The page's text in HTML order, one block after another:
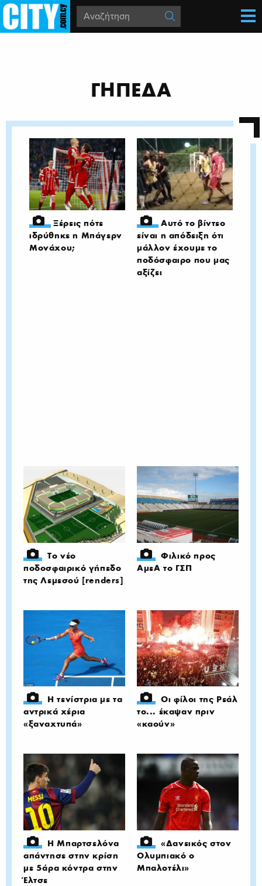
ΓΗΠΕΔΑ
Ξέρεις πότε
ιδρύθηκε η Μπάγερν
Μονάχου;
Αυτό το βίντεο
είναι η απόδειξη ότι
μάλλον έχουμε το
ποδόσφαιρο που μας
αξίζει
Το νέο
ποδοσφαιρικό γήπεδο
της Λεμεσού [renders]
Φιλικό προς
ΑμεΑ το ΓΣΠ
Η τενίστρια με τα
αντρικά χέρια
«ξαναχτυπά»
Οι φίλοι της Ρεάλ
το... έκαψαν πριν
«καούν»
Η Μπαρτσελόνα
απάντησε στην κρίση
με 5άρα κόντρα στην
Έλτσε
«Δανεικός στον
Ολυμπιακό ο
Μπαλοτέλι»